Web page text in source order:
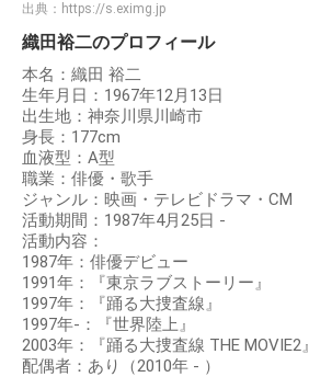
出典： https://s.eximg.jp
織田裕二のプロフィール
本名：織田 裕二
生年月日：1967年12月13日
出生地：神奈川県川崎市
身長：177cm
血液型：A型
職業：俳優・歌手
ジャンル：映画・テレビドラマ・CM
活動期間：1987年4月25日 -
活動内容：
1987年：俳優デビュー
1991年：『東京ラブストーリー』
1997年：『踊る大捜査線』
1997年-：『世界陸上』
2003年：『踊る大捜査線 THE MOVIE2』
配偶者：あり（2010年 - ）